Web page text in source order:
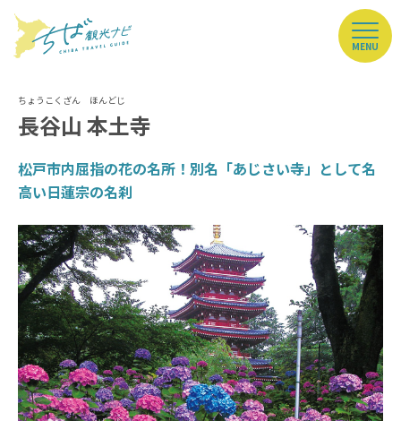
MENU
長谷山 本土寺
松戸市内屈指の花の名所！別名「あじさい寺」として名
高い日蓮宗の名刹